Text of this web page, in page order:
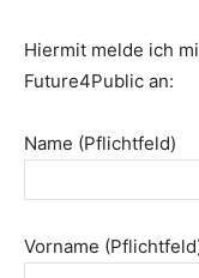
Hiermit melde ich
Future4Public an:
Name (Pflichtfeld)
Vorname